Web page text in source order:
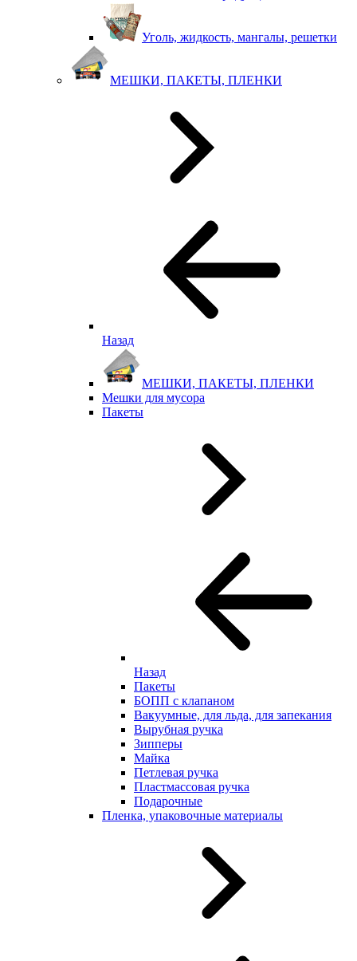
Уголь, жидкость, мангалы, решетки
МЕШКИ, ПАКЕТЫ, ПЛЕНКИ
Назад
МЕШКИ, ПАКЕТЫ, ПЛЕНКИ
Мешки для мусора
Пакеты
Назад
Пакеты
БОПП с клапаном
Вакуумные, для льда, для запекания
Вырубная ручка
Зипперы
Майка
Петлевая ручка
Пластмассовая ручка
Подарочные
Пленка, упаковочные материалы